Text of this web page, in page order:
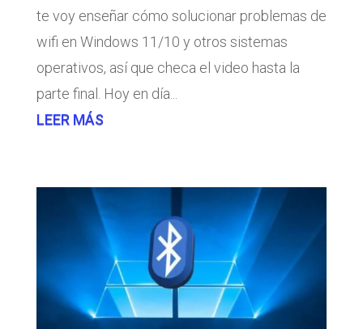
te voy enseñar cómo solucionar problemas de
wifi en Windows 11/10 y otros sistemas
operativos, así que checa el video hasta la
parte final. Hoy en día...
LEER MÁS